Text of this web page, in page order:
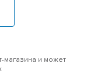
магазина и может